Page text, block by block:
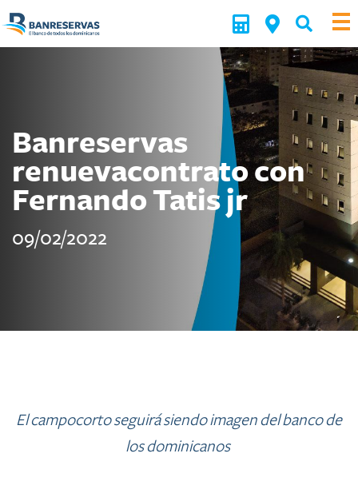
Banreservas
renuevacontrato con
Fernando Tatis jr
09/02/2022
​El campocorto seguirá siendo imagen del banco de
los dominicanos